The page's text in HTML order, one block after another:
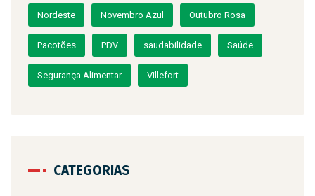
Nordeste Novembro Azul Outubro Rosa
Pacotões PDV saudabilidade Saúde
Segurança Alimentar Villefort
CATEGORIAS